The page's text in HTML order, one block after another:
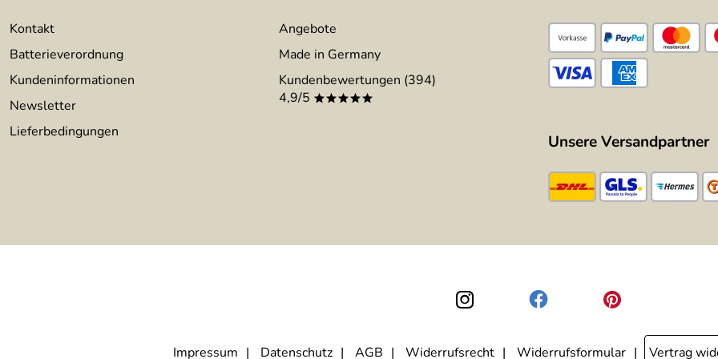
Kontakt
Batterieverordnung
Kundeninformationen
Newsletter
Lieferbedingungen
Angebote
Made in Germany
Kundenbewertungen (394)
4,9/5 *****
Unsere Versandpartner
Impressum Datenschutz AGB Widerrufsrecht Widerrufsformular Vertrag